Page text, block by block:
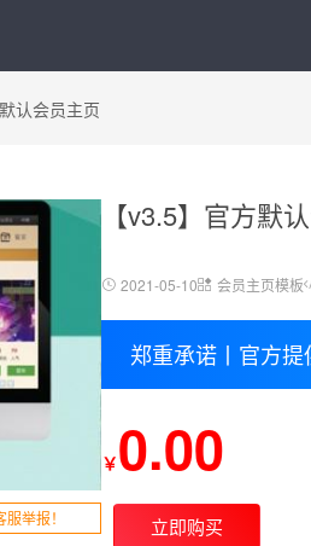
认会员主页
举报！
【v3.5】官方默
2021-05-10 会员主页模板
郑重承诺丨官方
￥0.00
立即购买